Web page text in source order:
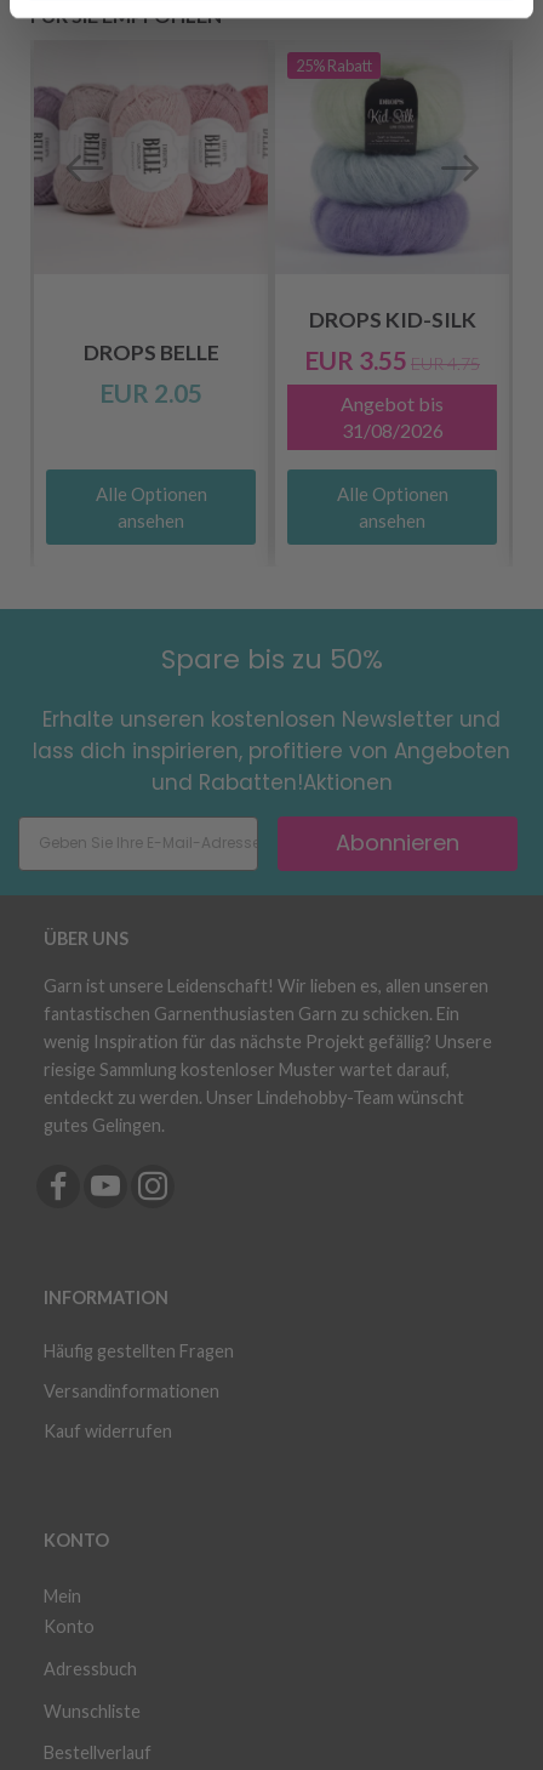
FÜR SIE EMPFOHLEN
DROPS BELLE
EUR 2.05
Alle Optionen
ansehen
25%Rabatt
DROPS KID-SILK
EUR 3.55 EUR 4.75
Angebot bis
31/08/2026
Alle Optionen
ansehen
Spare bis zu 50%
Erhalte unseren kostenlosen Newsletter und
lass dich inspirieren, profitiere von Angeboten
und Rabatten!Aktionen
Abonnieren
ÜBER UNS
Garn ist unsere Leidenschaft! Wir lieben es, allen unseren
fantastischen Garnenthusiasten Garn zu schicken. Ein
wenig Inspiration für das nächste Projekt gefällig? Unsere
riesige Sammlung kostenloser Muster wartet darauf,
entdeckt zu werden. Unser Lindehobby-Team wünscht
gutes Gelingen.
INFORMATION
Häufig gestellten Fragen
Versandinformationen
Kauf widerrufen
KONTO
Mein
Konto
Adressbuch
Wunschliste
Bestellverlauf